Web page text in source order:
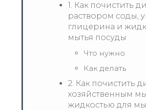
1. Как почистить
раствором соды,
глицерина и
мытья посуды
Что нужно
Как делать
2. Как почистить
хозяйственным
жидкостью для